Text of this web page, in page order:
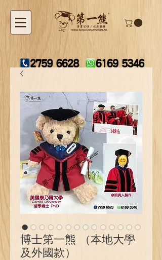
博士第一熊 （本地大學
及外國款）